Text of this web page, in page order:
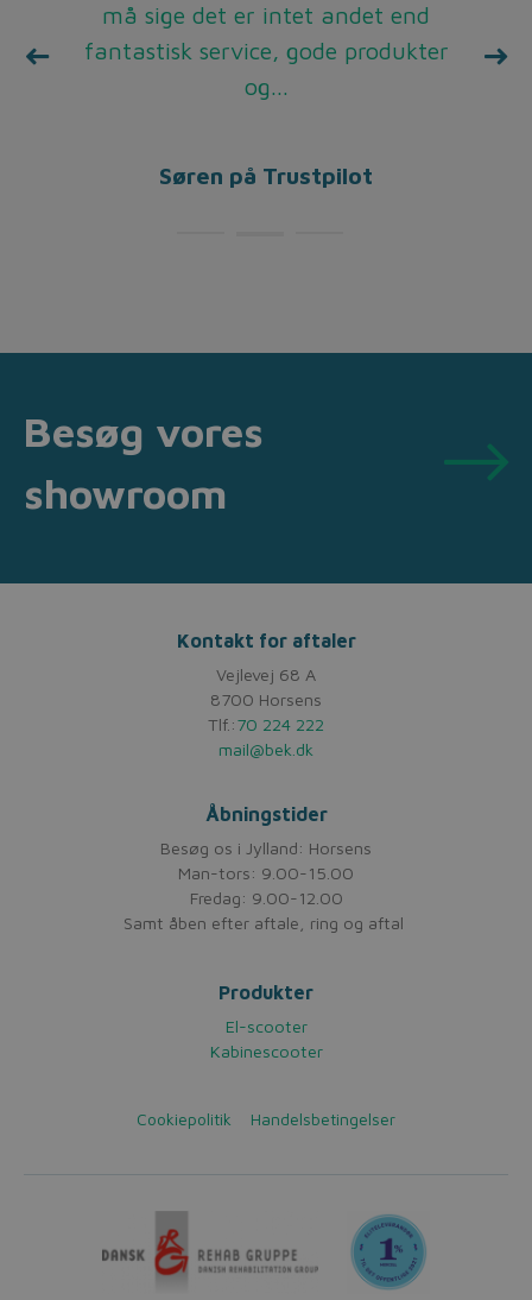
købt noget, er der kommet en meget
venlig montør stort set med det
samme, fremragende service,...
Henrik på Trustpilot
må sige det er intet andet end
fantastisk service, gode produkter
og...
Søren på Trustpilot
taler med i telefonen, hurtig levering.
Benny på Trustpilot
Besøg vores
showroom
Kontakt for aftaler
Vejlevej 68 A
8700 Horsens
Tlf.:70 224 222
mail@bek.dk
Åbningstider
Besøg os i Jylland: Horsens
Man-tors: 9.00-15.00
Fredag: 9.00-12.00
Samt åben efter aftale, ring og aftal
Produkter
El-scooter
Kabinescooter
Cookiepolitik Handelsbetingelser